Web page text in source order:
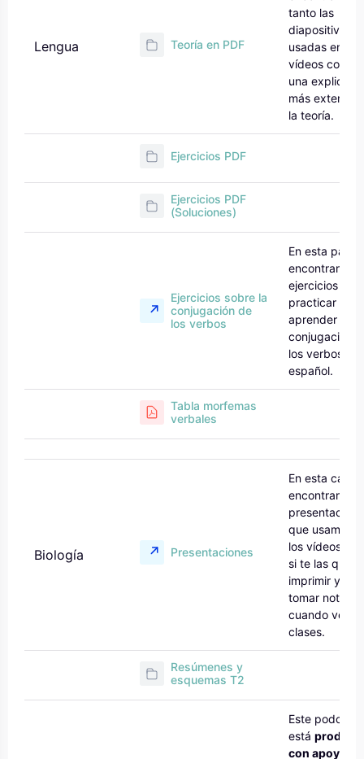
Lengua Teoría en PDF
tanto las
diapositivas
usadas en los
vídeos como
una
más extensa
la teoría.
Ejercicios PDF
Ejercicios PDF
(Soluciones)
Ejercicios sobre la
conjugación de
los verbos
En esta
encontrarás
ejercicios
practicar y
aprender la
conjugación
los verbos en
español.
Tabla morfemas
verbales
Biología Presentaciones
En esta
encontrarás
que usamos
los vídeos por
si te las
imprimir y
tomar notas
cuando ves
clases.
Resúmenes y
esquemas T2
Este podcast
está
con apoyo de